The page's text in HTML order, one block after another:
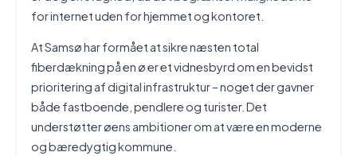
for internet uden for hjemmet og kontoret.
At Samsø har formået at sikre næsten total
fiberdækning på en ø er et vidnesbyrd om en bevidst
prioritering af digital infrastruktur – noget der gavner
både fastboende, pendlere og turister. Det
understøtter øens ambitioner om at være en moderne
og bæredygtig kommune.